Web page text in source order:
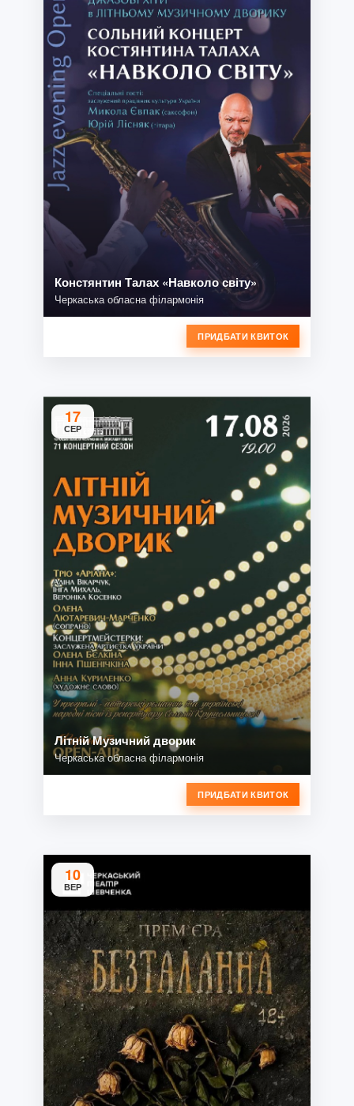
Констянтин Талах «Навколо світу»
Черкаська обласна філармонія
ПРИДБАТИ КВИТОК
17
СЕР
Літній Музичний дворик
Черкаська обласна філармонія
ПРИДБАТИ КВИТОК
10
ВЕР